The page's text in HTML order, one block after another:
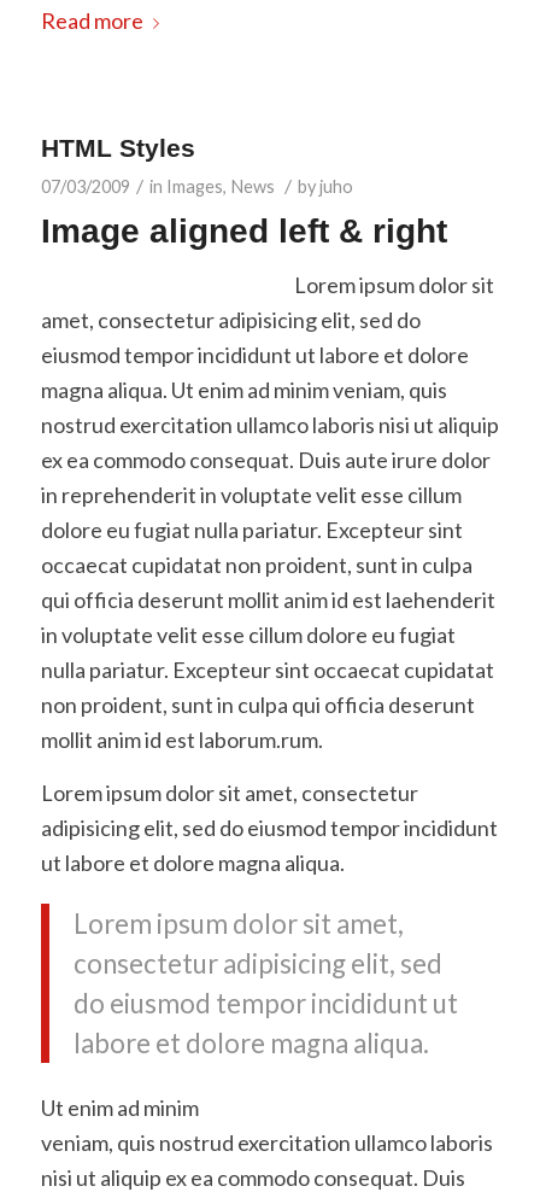
Read more
HTML Styles
07/03/2009 / in Images, News / byjuho
Image aligned left & right
Lorem ipsum dolor sit
amet, consectetur adipisicing elit, sed do
eiusmod tempor incididunt ut labore et dolore
magna aliqua. Ut enim ad minim veniam, quis
nostrud exercitation ullamco laboris nisi ut aliquip
ex ea commodo consequat. Duis aute irure dolor
in reprehenderit in voluptate velit esse cillum
dolore eu fugiat nulla pariatur. Excepteur sint
occaecat cupidatat non proident, sunt in culpa
qui officia deserunt mollit anim id est laehenderit
in voluptate velit esse cillum dolore eu fugiat
nulla pariatur. Excepteur sint occaecat cupidatat
non proident, sunt in culpa qui officia deserunt
mollit anim id est laborum.rum.
Lorem ipsum dolor sit amet, consectetur
adipisicing elit, sed do eiusmod tempor incididunt
ut labore et dolore magna aliqua.
Lorem ipsum dolor sit amet,
consectetur adipisicing elit, sed
do eiusmod tempor incididunt ut
labore et dolore magna aliqua.
Ut enim ad minim
veniam, quis nostrud exercitation ullamco laboris
nisi ut aliquip ex ea commodo consequat. Duis